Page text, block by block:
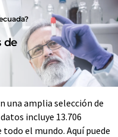
de
una amplia selección de
incluye 13.706
el mundo. Aquí puede